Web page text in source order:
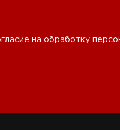
на обработку